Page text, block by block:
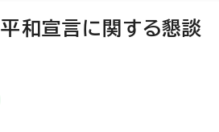
和宣言に関する懇談